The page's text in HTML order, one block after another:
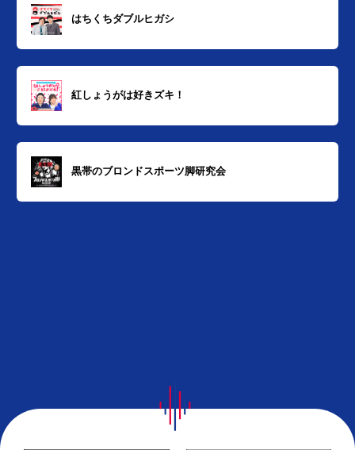
はちくちダブルヒガシ
紅しょうがは好きズキ！
黒帯のブロンドスポーツ脚研究会